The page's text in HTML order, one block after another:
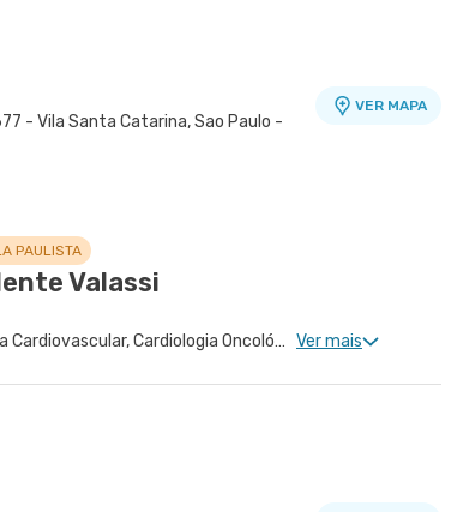
- Vila Santa Catarina, Sao Paulo -
VER MAPA
PAULISTA
Valassi
Cardiologia Clinica, Cirurgia Cardiovascular, Cardiologia Oncológica, Cardiologia Pediátrica Ver mais